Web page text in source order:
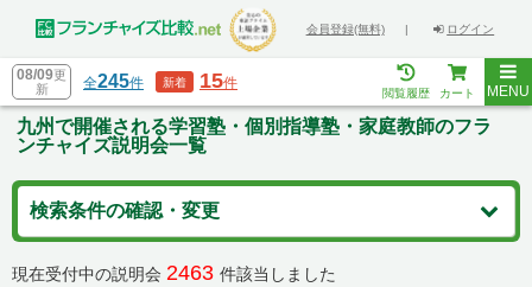
会員登録(無料) | ログイン
08/09更
新
全245件 新着 15件
閲覧履歴 カート MENU
九州で開催される学習塾・個別指導塾・家庭教師のフラ
ンチャイズ説明会一覧
検索条件の確認・変更
現在受付中の説明会 2463 件該当しました